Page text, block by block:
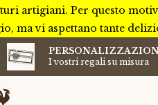
artigiani. Per questo
ma vi aspettano tante
I vostri regali su misura